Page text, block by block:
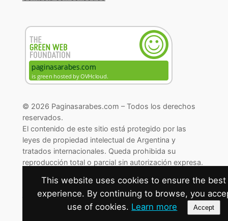
© 2026 Paginasarabes.com – Todos los derechos
reservados.
El contenido de este sitio está protegido por las
leyes de propiedad intelectual de Argentina y
tratados internacionales. Queda prohibida su
reproducción total o parcial sin autorización expresa.
This website uses cookies to ensure the best
experience. By continuing to browse, you
use of cookies. Learn more Accept
Cambiar preferencias de cookies